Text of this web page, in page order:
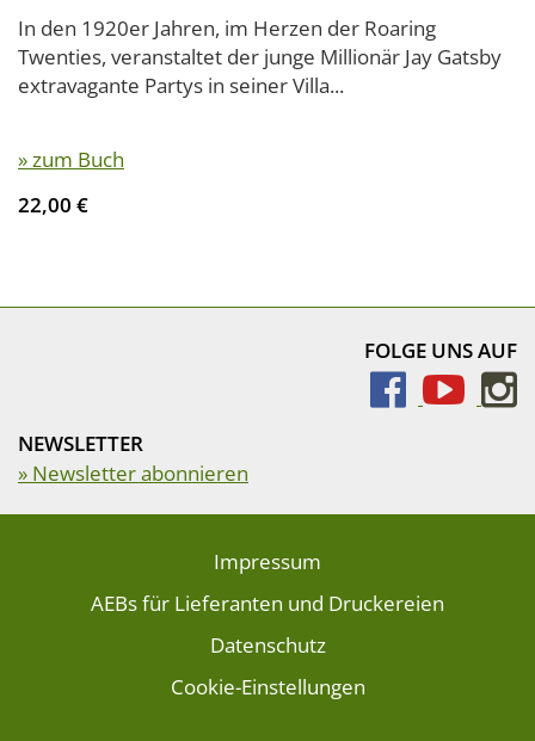
In den 1920er Jahren, im Herzen der Roaring
Twenties, veranstaltet der junge Millionär Jay Gatsby
extravagante Partys in seiner Villa...
» zum Buch
22,00 €
FOLGE UNS AUF
NEWSLETTER
» Newsletter abonnieren
Impressum
AEBs für Lieferanten und Druckereien
Datenschutz
Cookie-Einstellungen